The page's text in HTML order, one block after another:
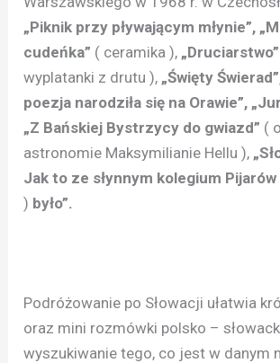
„Piknik przy pływającym młynie”,
cudeńka” ( ceramika ), „Druciarstwo”
wyplatanki z drutu ), „Święty
poezja narodziła się na Orawie”,
„Z Bańskiej Bystrzycy do gwiazd” (
astronomie Maksymilianie Hellu ),
Jak to ze słynnym kolegium Pijarów
) było”.
Podróżowanie po Słowacji ułatwia
oraz mini rozmówki polsko –
wyszukiwanie tego, co jest w danym